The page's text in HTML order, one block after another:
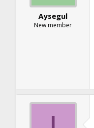
Aysegul
New member